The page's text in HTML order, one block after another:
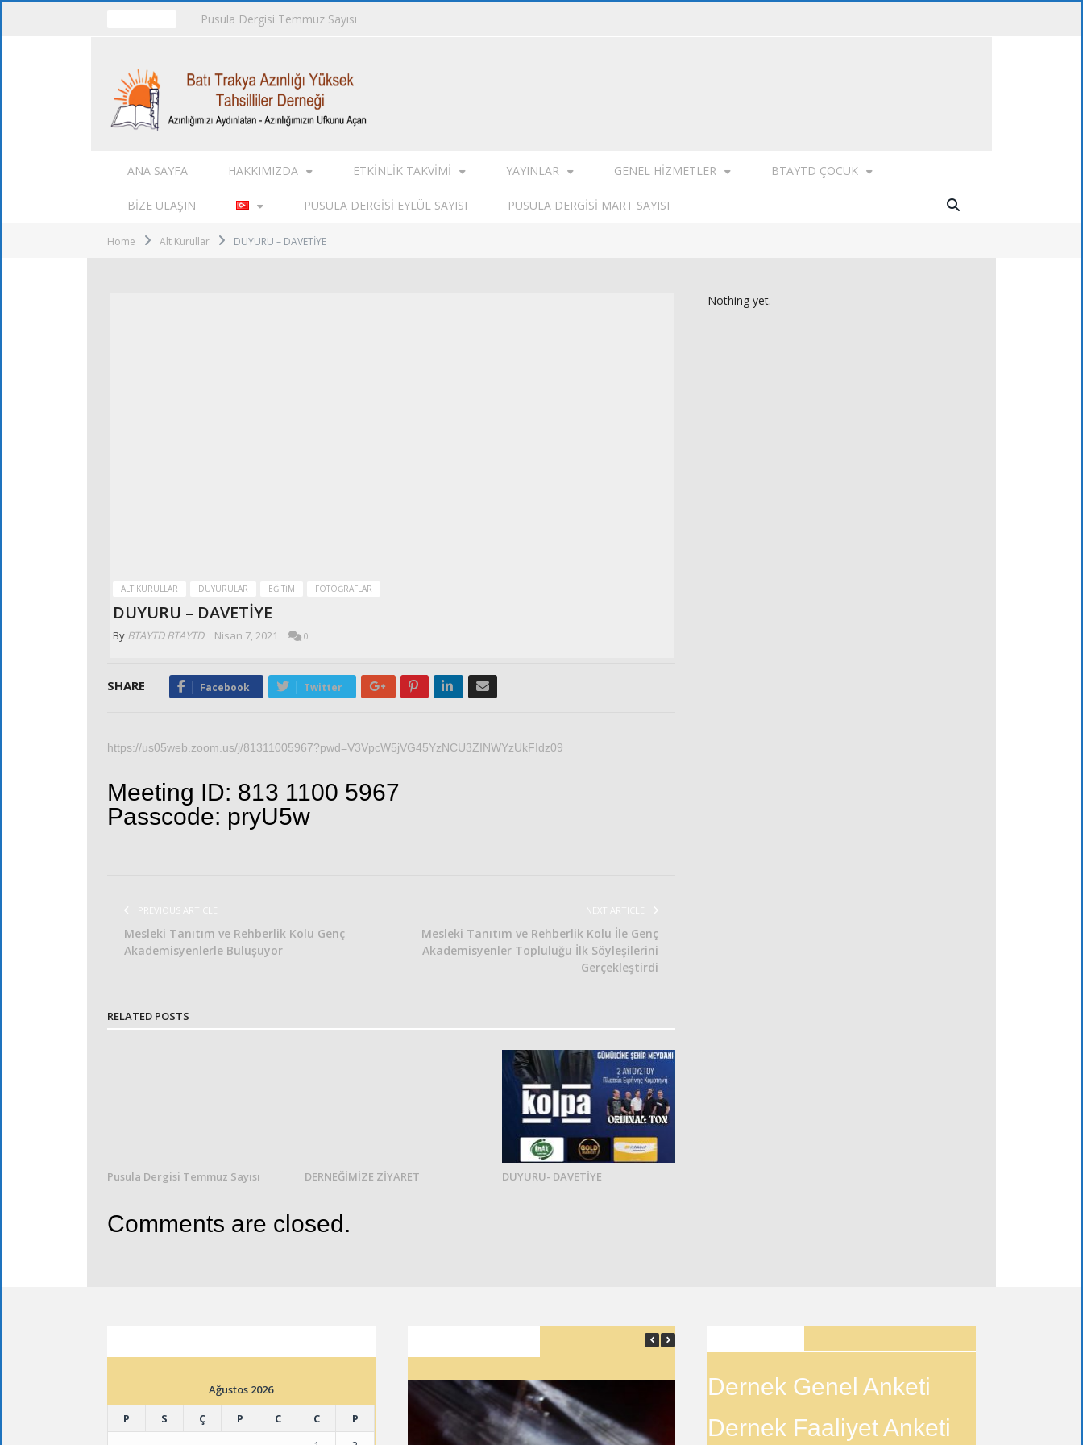
Pusula Dergisi Temmuz Sayısı
ANA SAYFA HAKKIMIZDA ETKINLIK TAKVIMI YAYINLAR GENEL HIZMETLER BTAYTD ÇOCUK
BIZE ULAŞIN PUSULA DERGISI EYLÜL SAYISI PUSULA DERGISI MART SAYISI
Home Alt Kurullar DUYURU – DAVETİYE
ALT KURULLAR DUYURULAR EĞITIM FOTOĞRAFLAR
DUYURU – DAVETİYE
By BTAYTD BTAYTD Nisan 7, 2021 0
SHARE Facebook Twitter Google+ PinterestLinkedIn
https://us05web.zoom.us/j/81311005967?pwd=V3VpcW5jVG45YzNCU3ZINWYzUkFIdz09
Meeting ID: 813 1100 5967
Passcode: pryU5w
PREVIOUS ARTICLE
Mesleki Tanıtım ve Rehberlik Kolu Genç
Akademisyenlerle Buluşuyor
NEXT ARTICLE
Mesleki Tanıtım ve Rehberlik Kolu İle Genç
Akademisyenler Topluluğu İlk Söyleşilerini
Gerçekleştirdi
RELATED POSTS
Pusula Dergisi Temmuz Sayısı DERNEĞİMİZE ZİYARET DUYURU- DAVETİYE
Comments are closed.
Nothing yet.
Ağustos 2026
P
S Ç P C C
P
Dernek Genel Anketi
Dernek Faaliyet Anketi